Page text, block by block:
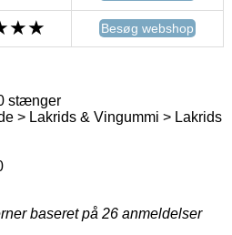
Besøg webshop
stænger
> Lakrids & Vingummi > Lakrids
baseret på 26 anmeldelser